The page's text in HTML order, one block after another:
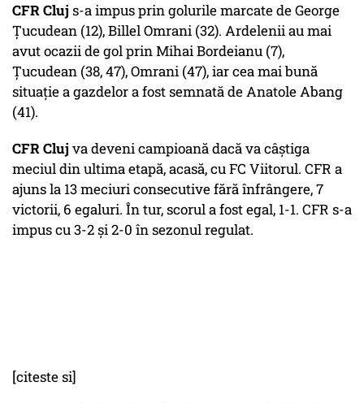
CFR Cluj s-a impus prin golurile marcate de George
Ţucudean (12), Billel Omrani (32). Ardelenii au mai
avut ocazii de gol prin Mihai Bordeianu (7),
Ţucudean (38, 47), Omrani (47), iar cea mai bună
situaţie a gazdelor a fost semnată de Anatole Abang
(41).
CFR Cluj va deveni campioană dacă va câştiga
meciul din ultima etapă, acasă, cu FC Viitorul. CFR a
ajuns la 13 meciuri consecutive fără înfrângere, 7
victorii, 6 egaluri. În tur, scorul a fost egal, 1-1. CFR s-a
impus cu 3-2 şi 2-0 în sezonul regulat.
[citeste si]